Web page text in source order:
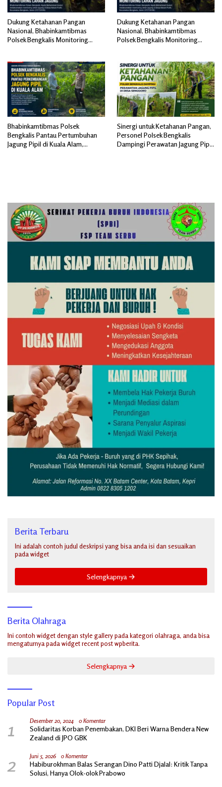
Dukung Ketahanan Pangan
Nasional, Bhabinkamtibmas
Polsek Bengkalis Monitoring
Dukung Ketahanan Pangan
Nasional, Bhabinkamtibmas
Polsek Bengkalis Monitoring
Bhabinkamtibmas Polsek
Bengkalis Pantau Pertumbuhan
Jagung Pipil di Kuala Alam,
Sinergi untuk Ketahanan Pangan,
Personel Polsek Bengkalis
Dampingi Perawatan Jagung Pipil
Berita Terbaru
Ini adalah contoh judul deskripsi yang bisa anda isi dan sesuaikan
pada widget
Selengkapnya
Berita Olahraga
Ini contoh widget dengan style gallery pada kategori olahraga, anda bisa
mengaturnya pada widget recent post wpberita.
Selengkapnya
Popular Post
1 Desember 20, 2024 0 Komentar
Solidaritas Korban Penembakan, DKI Beri Warna Bendera New
Zealand di JPO GBK
2 Juni 5, 2026 0 Komentar
Habiburokhman Balas Serangan Dino Patti Djalal: Kritik Tanpa
Solusi, Hanya Olok-olok Prabowo